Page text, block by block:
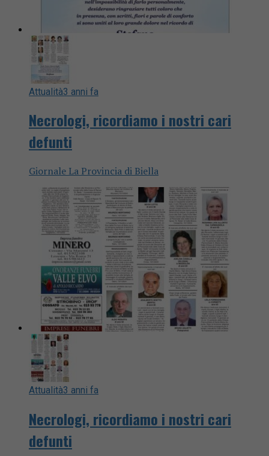
Attualità3 anni fa
Necrologi, ricordiamo i nostri cari
defunti
Giornale La Provincia di Biella
Attualità3 anni fa
Necrologi, ricordiamo i nostri cari
defunti